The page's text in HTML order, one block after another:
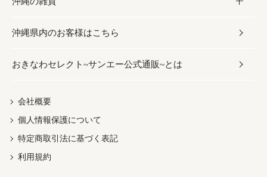
みそ
だし／スパイス／島唐辛子
スナック
おつまみ
紅芋
ワイン・ウィスキー・カクテル
ドリンク
茶葉
ボディケア
ヘアケア
UVケア
メンズ
レディース
雑貨
沖縄ファッション
伝統工芸品
沖縄県内のお客様はこちら
おきなわセレクト~サンエー公式通販~とは
会社概要
個人情報保護について
特定商取引法に基づく表記
利用規約